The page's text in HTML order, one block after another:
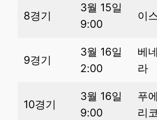
8경기
3월 15일
9:00
이
9경기
3월 16일
2:00
베
라
10경기
3월 16일
9:00
푸
리